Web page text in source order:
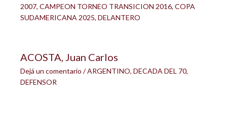
2007, CAMPEON TORNEO TRANSICION 2016, COPA
SUDAMERICANA 2025, DELANTERO
ACOSTA, Juan Carlos
Dejá un comentario /ARGENTINO, DECADA DEL 70,
DEFENSOR